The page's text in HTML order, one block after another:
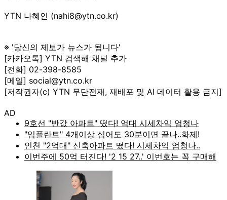
YTN 나혜인 (nahi8@ytn.co.kr)
※ '당신의 제보가 뉴스가 됩니다'
[카카오톡] YTN 검색해 채널 추가
[전화] 02-398-8585
[메일] social@ytn.co.kr
[저작권자(c) YTN 무단전재, 재배포 및 AI 데이터 활용 금지]
AD